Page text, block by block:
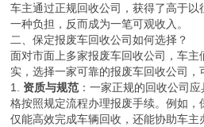
车主通过正规回收公司，获得了高于
一种负担，反而成为一笔可观收入。
二、保定报废车回收公司如何选择？
面对市面上多家报废车回收公司，车
实，选择一家可靠的报废车回收公司，
1. 资质与规范 ：一家正规的回收公司
格按照规定流程办理报废手续。例如
仅能高效完成车辆回收，还能协助车